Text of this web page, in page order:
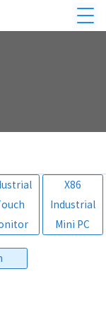
X86
Industrial
Mini PC